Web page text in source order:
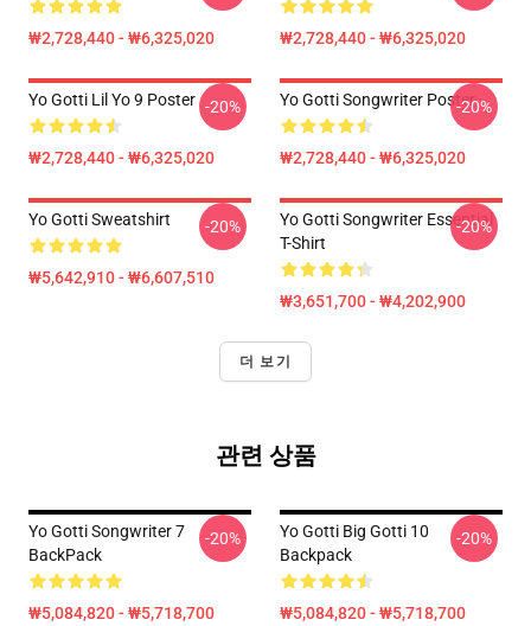
₩2,728,440 - ₩6,325,020 ₩2,728,440 - ₩6,325,020
Yo Gotti Lil Yo 9 Poster
₩2,728,440 - ₩6,325,020
-20% Yo Gotti Songwriter Poster
₩2,728,440 - ₩6,325,020
-20%
Yo Gotti Sweatshirt
₩5,642,910 - ₩6,607,510
-20%
Yo Gotti Songwriter Essential
T-Shirt
₩3,651,700 - ₩4,202,900
-20%
더 보기
관련 상품
Yo Gotti Songwriter 7
BackPack
₩5,084,820 - ₩5,718,700
-20%
Yo Gotti Big Gotti 10
Backpack
₩5,084,820 - ₩5,718,700
-20%